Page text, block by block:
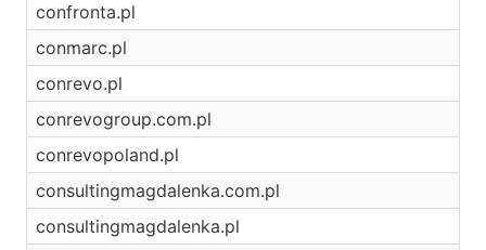
confronta.pl
conmarc.pl
conrevo.pl
conrevogroup.com.pl
conrevopoland.pl
consultingmagdalenka.com.pl
consultingmagdalenka.pl